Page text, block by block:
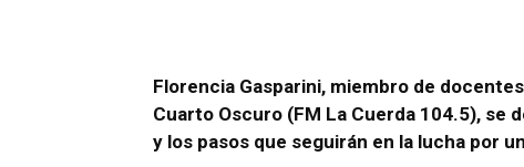
Florencia Gasparini, miembro de
Cuarto Oscuro (FM La Cuerda 104.5), se
y los pasos que seguirán en la lucha por